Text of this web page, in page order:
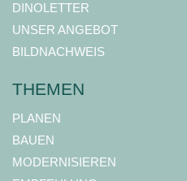
DINOLETTER
UNSER ANGEBOT
BILDNACHWEIS
THEMEN
PLANEN
BAUEN
MODERNISIEREN